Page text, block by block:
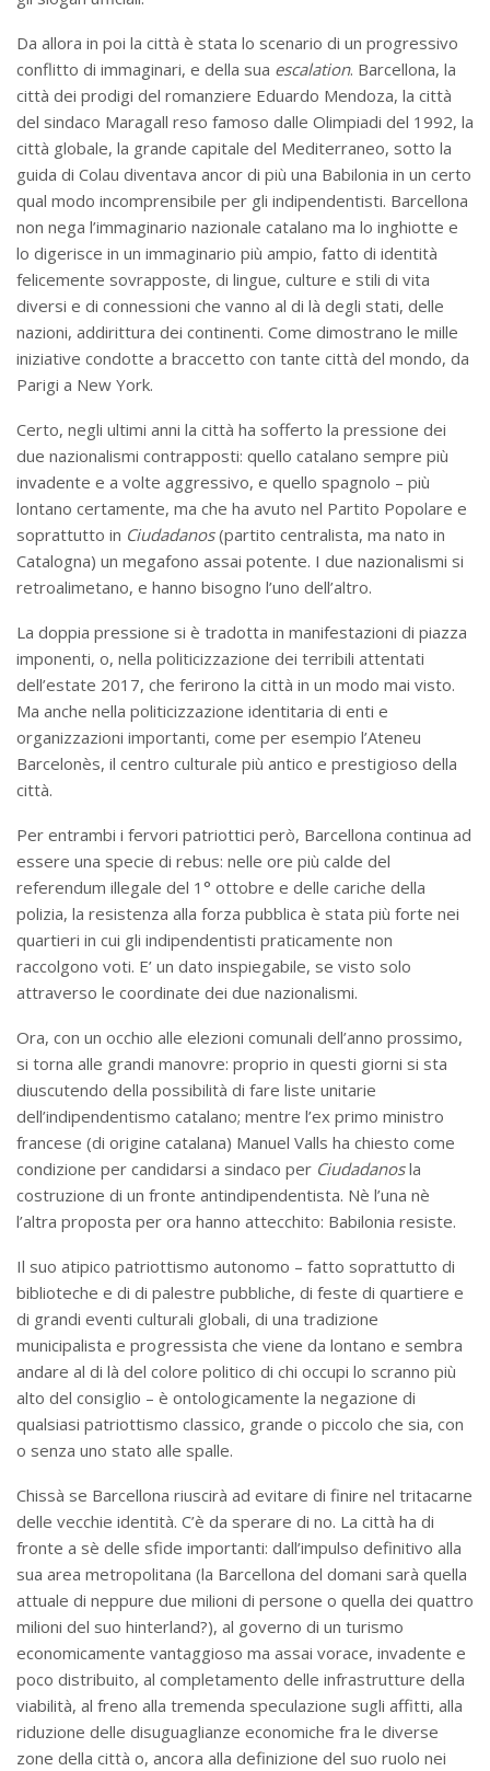
Da allora in poi la città è stata lo scenario di un progressivo
conflitto di immaginari, e della sua escalation. Barcellona, la
città dei prodigi del romanziere Eduardo Mendoza, la città
del sindaco Maragall reso famoso dalle Olimpiadi del 1992, la
città globale, la grande capitale del Mediterraneo, sotto la
guida di Colau diventava ancor di più una Babilonia in un certo
qual modo incomprensibile per gli indipendentisti. Barcellona
non nega l’immaginario nazionale catalano ma lo inghiotte e
lo digerisce in un immaginario più ampio, fatto di identità
felicemente sovrapposte, di lingue, culture e stili di vita
diversi e di connessioni che vanno al di là degli stati, delle
nazioni, addirittura dei continenti. Come dimostrano le mille
iniziative condotte a braccetto con tante città del mondo, da
Parigi a New York.
Certo, negli ultimi anni la città ha sofferto la pressione dei
due nazionalismi contrapposti: quello catalano sempre più
invadente e a volte aggressivo, e quello spagnolo – più
lontano certamente, ma che ha avuto nel Partito Popolare e
soprattutto in Ciudadanos(partito centralista, ma nato in
Catalogna) un megafono assai potente. I due nazionalismi si
retroalimetano, e hanno bisogno l’uno dell’altro.
La doppia pressione si è tradotta in manifestazioni di piazza
imponenti, o, nella politicizzazione dei terribili attentati
dell’estate 2017, che ferirono la città in un modo mai visto.
Ma anche nella politicizzazione identitaria di enti e
organizzazioni importanti, come per esempio l’Ateneu
Barcelonès, il centro culturale più antico e prestigioso della
città.
Per entrambi i fervori patriottici però, Barcellona continua ad
essere una specie di rebus: nelle ore più calde del
referendum illegale del 1° ottobre e delle cariche della
polizia, la resistenza alla forza pubblica è stata più forte nei
quartieri in cui gli indipendentisti praticamente non
raccolgono voti. E’ un dato inspiegabile, se visto solo
attraverso le coordinate dei due nazionalismi.
Ora, con un occhio alle elezioni comunali dell’anno prossimo,
si torna alle grandi manovre: proprio in questi giorni si sta
diuscutendo della possibilità di fare liste unitarie
dell’indipendentismo catalano; mentre l’ex primo ministro
francese (di origine catalana) Manuel Valls ha chiesto come
condizione per candidarsi a sindaco per Ciudadanosla
costruzione di un fronte antindipendentista. Nè l’una nè
l’altra proposta per ora hanno attecchito: Babilonia resiste.
Il suo atipico patriottismo autonomo – fatto soprattutto di
biblioteche e di di palestre pubbliche, di feste di quartiere e
di grandi eventi culturali globali, di una tradizione
municipalista e progressista che viene da lontano e sembra
andare al di là del colore politico di chi occupi lo scranno più
alto del consiglio – è ontologicamente la negazione di
qualsiasi patriottismo classico, grande o piccolo che sia, con
o senza uno stato alle spalle.
Chissà se Barcellona riuscirà ad evitare di finire nel tritacarne
delle vecchie identità. C’è da sperare di no. La città ha di
fronte a sè delle sfide importanti: dall’impulso definitivo alla
sua area metropolitana (la Barcellona del domani sarà quella
attuale di neppure due milioni di persone o quella dei quattro
milioni del suo hinterland?), al governo di un turismo
economicamente vantaggioso ma assai vorace, invadente e
poco distribuito, al completamento delle infrastrutture della
viabilità, al freno alla tremenda speculazione sugli affitti, alla
riduzione delle disuguaglianze economiche fra le diverse
zone della città o, ancora alla definizione del suo ruolo nei